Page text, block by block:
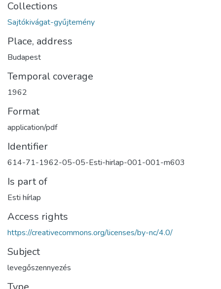
Collections
Sajtókivágat-gyűjtemény
Place, address
Budapest
Temporal coverage
1962
Format
application/pdf
Identifier
614-71-1962-05-05-Esti-hirlap-001-001-m603
Is part of
Esti hírlap
Access rights
https://creativecommons.org/licenses/by-nc/4.0/
Subject
levegőszennyezés